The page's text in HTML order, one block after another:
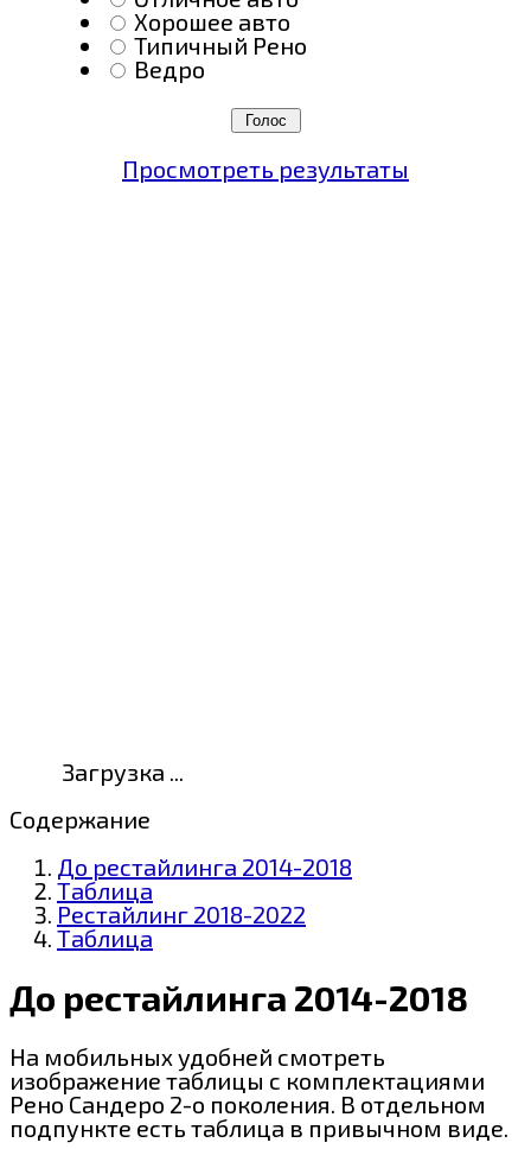
Хорошее авто
Типичный Рено
Ведро
Просмотреть результаты
Загрузка ...
Содержание
До рестайлинга 2014-2018
Таблица
Рестайлинг 2018-2022
Таблица
До рестайлинга 2014-2018
На мобильных удобней смотреть
изображение таблицы с комплектациями
Рено Сандеро 2-о поколения. В отдельном
подпункте есть таблица в привычном виде.